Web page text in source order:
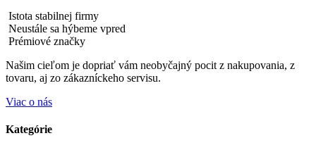
Istota stabilnej firmy
Neustále sa hýbeme vpred
Prémiové značky
Našim cieľom je dopriať vám neobyčajný pocit z nakupovania, z
tovaru, aj zo zákazníckeho servisu.
Viac o nás
Kategórie